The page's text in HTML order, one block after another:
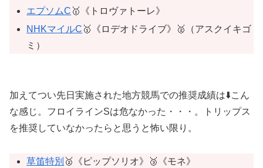
エプソムC 🥇《トロヴァトーレ》
NHKマイルC 🥇《ロデオドライブ》🥈（アスクイキゴ
ミ）
加えてつい先日実施された地方競馬での推奨成績は⬇️こん
な感じ。フロイラインSは危なかった・・・。トリップス
を推奨していなかったらと思うと怖い限り。
草笛特別 🥈《ピップソリオ》🥉《モネ》